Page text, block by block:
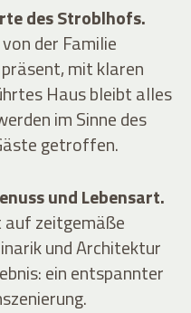
des Stroblhofs.
der Familie
mit klaren
Haus bleibt alles
im Sinne des
getroffen.
und Lebensart.
zeitgemäße
und Architektur
ein entspannter